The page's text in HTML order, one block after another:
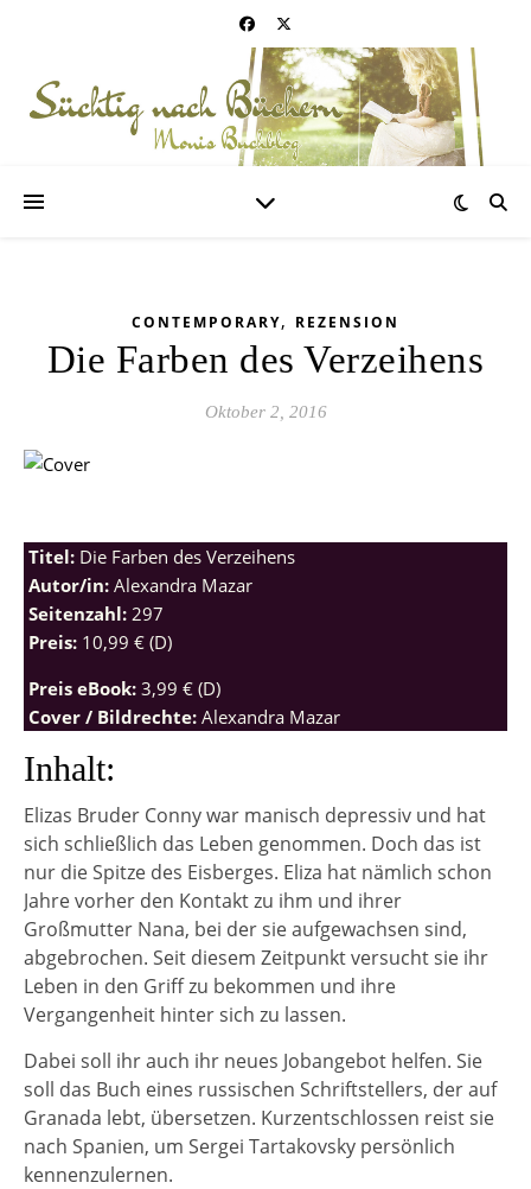
CONTEMPORARY, REZENSION
Die Farben des Verzeihens
Oktober 2, 2016
Titel: Die Farben des Verzeihens
Autor/in: Alexandra Mazar
Seitenzahl: 297
Preis: 10,99 € (D)
Preis eBook: 3,99 € (D)
Cover / Bildrechte: Alexandra Mazar
Inhalt:
Elizas Bruder Conny war manisch depressiv und hat
sich schließlich das Leben genommen. Doch das ist
nur die Spitze des Eisberges. Eliza hat nämlich schon
Jahre vorher den Kontakt zu ihm und ihrer
Großmutter Nana, bei der sie aufgewachsen sind,
abgebrochen. Seit diesem Zeitpunkt versucht sie ihr
Leben in den Griff zu bekommen und ihre
Vergangenheit hinter sich zu lassen.
Dabei soll ihr auch ihr neues Jobangebot helfen. Sie
soll das Buch eines russischen Schriftstellers, der auf
Granada lebt, übersetzen. Kurzentschlossen reist sie
nach Spanien, um Sergei Tartakovsky persönlich
kennenzulernen.